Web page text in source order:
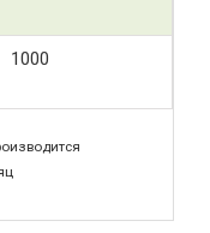
1000